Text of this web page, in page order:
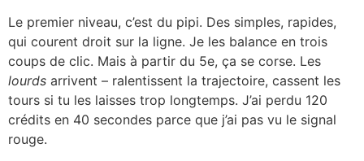
Le premier niveau, c’est du pipi. Des simples, rapides,
qui courent droit sur la ligne. Je les balance en trois
coups de clic. Mais à partir du 5e, ça se corse. Les
lourds arrivent – ralentissent la trajectoire, cassent les
tours si tu les laisses trop longtemps. J’ai perdu 120
crédits en 40 secondes parce que j’ai pas vu le signal
rouge.